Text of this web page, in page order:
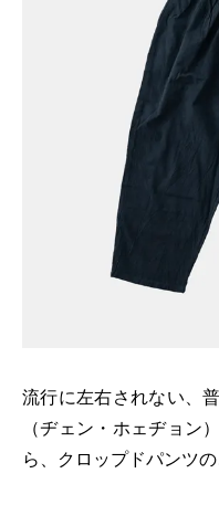
流行に左右されない、
（ヂェン・ホェヂョン
ら、クロップドパンツの